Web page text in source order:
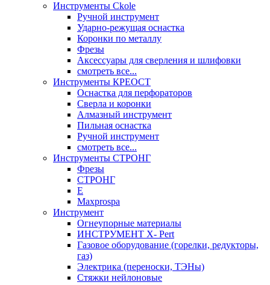
Инструменты Ckole
Ручной инструмент
Ударно‑режущая оснастка
Коронки по металлу
Фрезы
Аксессуары для сверления и шлифовки
смотреть все...
Инструменты КРЕОСТ
Оснастка для перфораторов
Сверла и коронки
Алмазный инструмент
Пильная оснастка
Ручной инструмент
смотреть все...
Инструменты СТРОНГ
Фрезы
СТРОНГ
Е
Maxprospa
Инструмент
Огнеупорные материалы
ИНСТРУМЕНТ X- Pert
Газовое оборудование (горелки, редукторы,
газ)
Электрика (переноски, ТЭНы)
Стяжки нейлоновые